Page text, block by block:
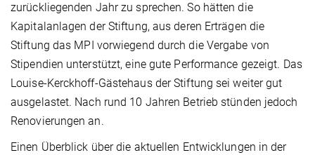
zurückliegenden Jahr zu sprechen. So hätten die
Kapitalanlagen der Stiftung, aus deren Erträgen die
Stiftung das MPI vorwiegend durch die Vergabe von
Stipendien unterstützt, eine gute Performance gezeigt. Das
Louise-Kerckhoff-Gästehaus der Stiftung sei weiter gut
ausgelastet. Nach rund 10 Jahren Betrieb stünden jedoch
Renovierungen an.
Einen Überblick über die aktuellen Entwicklungen in der